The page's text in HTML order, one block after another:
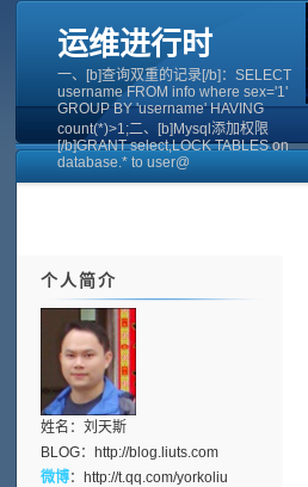
运维进行时
一、[b]查询双重的记录[/b]：SELECT
username FROM info where sex='1'
GROUP BY 'username' HAVING
count(*)>1;二、[b]Mysql添加权限
[/b]GRANT select,LOCK TABLES on
database.* to user@
个人简介
姓名：刘天斯
BLOG：http://blog.liuts.com
微博：http://t.qq.com/yorkoliu